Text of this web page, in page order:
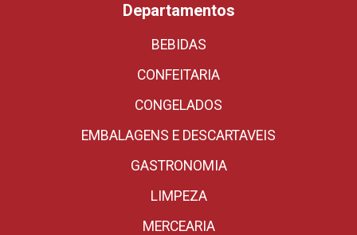
Departamentos
BEBIDAS
CONFEITARIA
CONGELADOS
EMBALAGENS E DESCARTAVEIS
GASTRONOMIA
LIMPEZA
MERCEARIA